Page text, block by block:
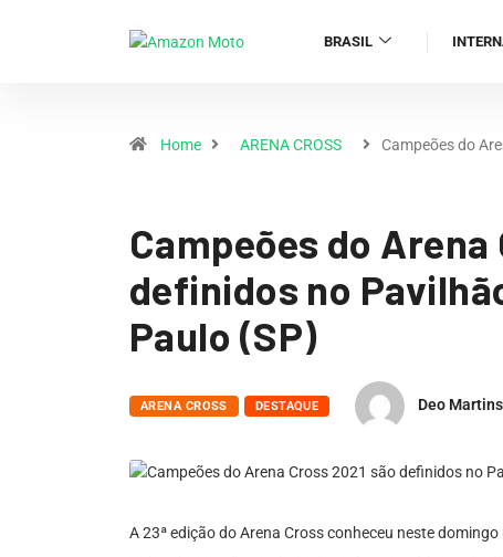
BRASIL
Home ARENA CROSS Campeões do
Campeões do Arena
definidos no
Paulo (SP)
ARENA CROSS DESTAQUE Deo Martins
A 23ª edição do Arena Cross conheceu neste